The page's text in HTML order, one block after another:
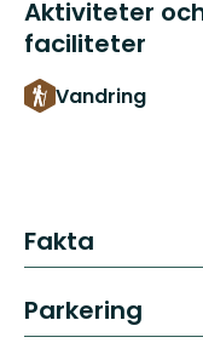
Aktiviteter
faciliteter
Vandring
Fakta
Parkering